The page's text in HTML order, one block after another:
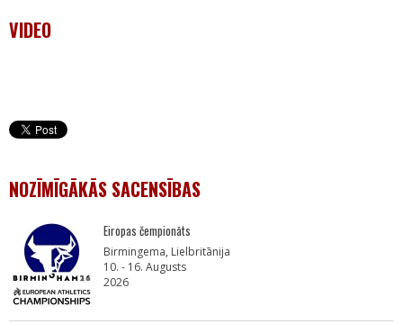
VIDEO
NOZĪMĪGĀKĀS SACENSĪBAS
Eiropas čempionāts
Birmingema, Lielbritānija
10. - 16. Augusts
2026